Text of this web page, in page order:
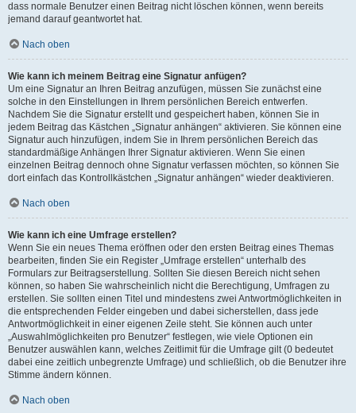
dass normale Benutzer einen Beitrag nicht löschen können, wenn bereits
jemand darauf geantwortet hat.
Nach oben
Wie kann ich meinem Beitrag eine Signatur anfügen?
Um eine Signatur an Ihren Beitrag anzufügen, müssen Sie zunächst eine
solche in den Einstellungen in Ihrem persönlichen Bereich entwerfen.
Nachdem Sie die Signatur erstellt und gespeichert haben, können Sie in
jedem Beitrag das Kästchen „Signatur anhängen“ aktivieren. Sie können eine
Signatur auch hinzufügen, indem Sie in Ihrem persönlichen Bereich das
standardmäßige Anhängen Ihrer Signatur aktivieren. Wenn Sie einen
einzelnen Beitrag dennoch ohne Signatur verfassen möchten, so können Sie
dort einfach das Kontrollkästchen „Signatur anhängen“ wieder deaktivieren.
Nach oben
Wie kann ich eine Umfrage erstellen?
Wenn Sie ein neues Thema eröffnen oder den ersten Beitrag eines Themas
bearbeiten, finden Sie ein Register „Umfrage erstellen“ unterhalb des
Formulars zur Beitragserstellung. Sollten Sie diesen Bereich nicht sehen
können, so haben Sie wahrscheinlich nicht die Berechtigung, Umfragen zu
erstellen. Sie sollten einen Titel und mindestens zwei Antwortmöglichkeiten in
die entsprechenden Felder eingeben und dabei sicherstellen, dass jede
Antwortmöglichkeit in einer eigenen Zeile steht. Sie können auch unter
„Auswahlmöglichkeiten pro Benutzer“ festlegen, wie viele Optionen ein
Benutzer auswählen kann, welches Zeitlimit für die Umfrage gilt (0 bedeutet
dabei eine zeitlich unbegrenzte Umfrage) und schließlich, ob die Benutzer ihre
Stimme ändern können.
Nach oben